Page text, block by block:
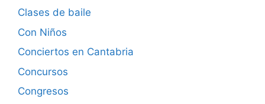
Clases de baile
Con Niños
Conciertos en Cantabria
Concursos
Congresos